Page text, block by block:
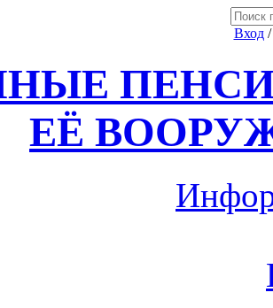
Вход
ЕЁ